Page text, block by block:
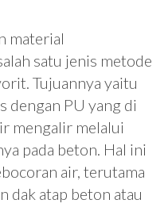
material
satu jenis metode
Tujuannya yaitu
dengan PU yang di
mengalir melalui
pada beton. Hal ini
air, terutama
dak atap beton atau